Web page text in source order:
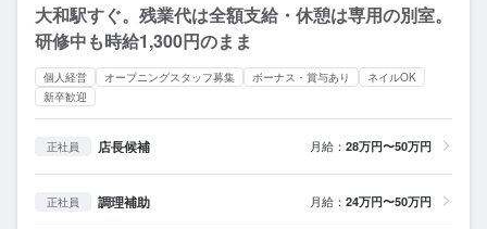
大和駅すぐ。残業代は全額支給・休憩は専用の別室。
研修中も時給1,300円のまま
個人経営 オープニングスタッフ募集 ボーナス・賞与あり
ネイルOK
新卒歓迎
正社員 店長候補 月給： 28万円〜50万円
正社員 調理補助 月給： 24万円〜50万円